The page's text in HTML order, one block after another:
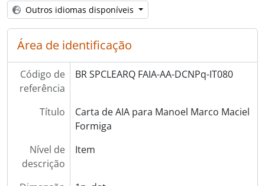
[] DD - Docência
[] DCE - Contratos de Editoras
[Série] IU - Interventores na Unicamp
[Série] C - Correspondência
[Série] PIm - Produção Intelectual Manuscrita
[Série] PItm - Produção Intelectual de Terceiros Manuscrita
[Série] Impr - Impressos
[Série] CV - Curriculum Vitae de Terceiros
[Série] H - Hemeroteca
[Série] AV - Áudio Visual
[Série] F - Fotografias
Outros idiomas disponíveis
Área de identificação
Código de
referência
BR SPCLEARQ FAIA-AA-DCNPq-IT080
Título
Carta de AIA para Manoel Marco Maciel
Formiga
Nível de
descrição
Item